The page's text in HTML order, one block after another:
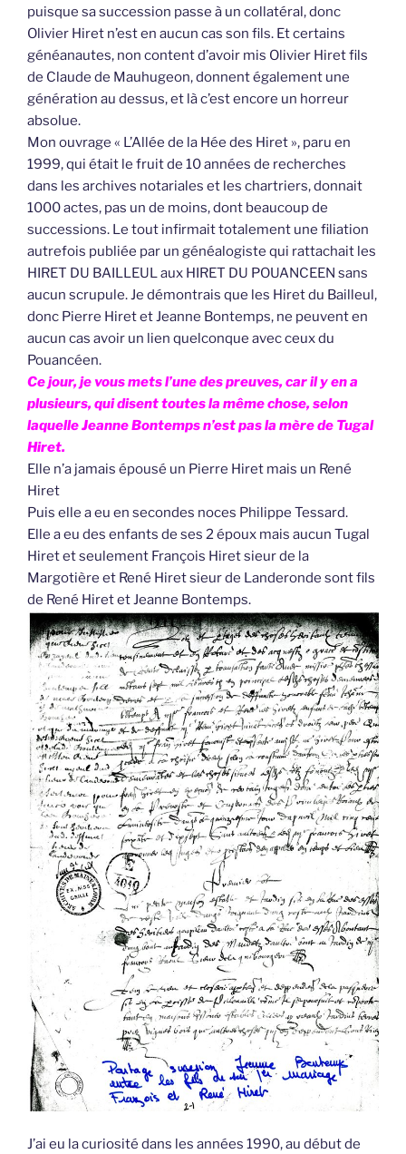
puisque sa succession passe à un collatéral, donc
Olivier Hiret n’est en aucun cas son fils. Et certains
généanautes, non content d’avoir mis Olivier Hiret fils
de Claude de Mauhugeon, donnent également une
génération au dessus, et là c’est encore un horreur
absolue.
Mon ouvrage « L’Allée de la Hée des Hiret », paru en
1999, qui était le fruit de 10 années de recherches
dans les archives notariales et les chartriers, donnait
1000 actes, pas un de moins, dont beaucoup de
successions. Le tout infirmait totalement une filiation
autrefois publiée par un généalogiste qui rattachait les
HIRET DU BAILLEUL aux HIRET DU POUANCEEN sans
aucun scrupule. Je démontrais que les Hiret du Bailleul,
donc Pierre Hiret et Jeanne Bontemps, ne peuvent en
aucun cas avoir un lien quelconque avec ceux du
Pouancéen.
Ce jour, je vous mets l’une des preuves, car il y en a
plusieurs, qui disent toutes la même chose, selon
laquelle Jeanne Bontemps n’est pas la mère de Tugal
Hiret.
Elle n’a jamais épousé un Pierre Hiret mais un René
Hiret
Puis elle a eu en secondes noces Philippe Tessard.
Elle a eu des enfants de ses 2 époux mais aucun Tugal
Hiret et seulement François Hiret sieur de la
Margotière et René Hiret sieur de Landeronde sont fils
de René Hiret et Jeanne Bontemps.
J’ai eu la curiosité dans les années 1990, au début de